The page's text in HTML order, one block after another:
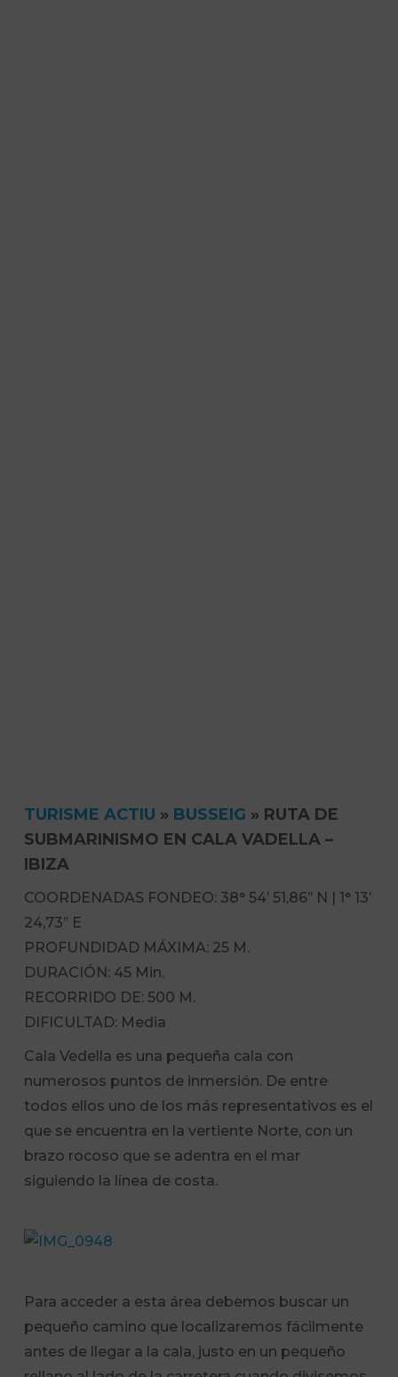
TURISME ACTIU » BUSSEIG » RUTA DE
SUBMARINISMO EN CALA VADELLA –
IBIZA
COORDENADAS FONDEO: 38° 54’ 51,86’’ N | 1° 13’
24,73’’ E
PROFUNDIDAD MÁXIMA: 25 M.
DURACIÓN: 45 Min.
RECORRIDO DE: 500 M.
DIFICULTAD: Media
Cala Vedella es una pequeña cala con
numerosos puntos de inmersión. De entre
todos ellos uno de los más representativos es el
que se encuentra en la vertiente Norte, con un
brazo rocoso que se adentra en el mar
siguiendo la línea de costa.
Para acceder a esta área debemos buscar un
pequeño camino que localizaremos fácilmente
antes de llegar a la cala, justo en un pequeño